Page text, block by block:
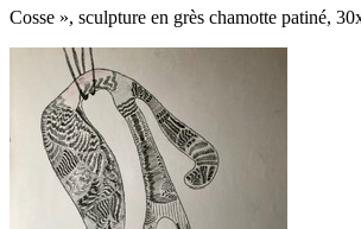
Cosse », sculpture en grès chamotte patiné,